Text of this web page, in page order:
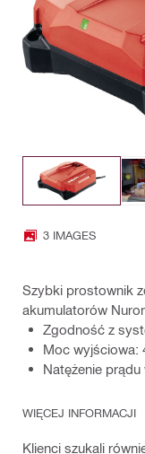
3 IMAGES
Szybki prostownik
akumulatorów
Zgodność z
Moc wyjściowa:
Natężenie
WIĘCEJ INFORMACJI
Klienci szukali